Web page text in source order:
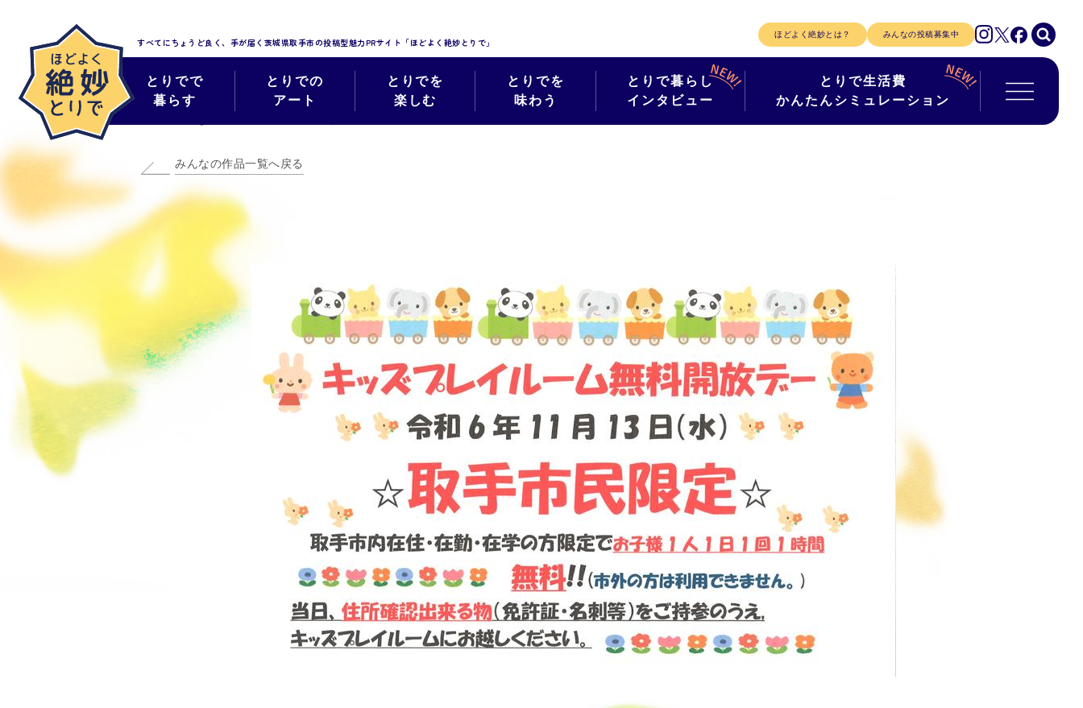
すべてにちょうど良く、手が届く 茨城県取手市の投稿型魅力PRサイト「ほどよく絶妙とりで」
ほどよく絶妙とは？ みんなの投稿募集中
とりでで
暮らす
とりでの
アート
とりでを
楽しむ
とりでを
味わう
とりで暮らし
インタビュー
とりで生活費
かんたんシミュレーション
みんなのほどよく絶妙フォト
みんなの作品一覧へ戻る